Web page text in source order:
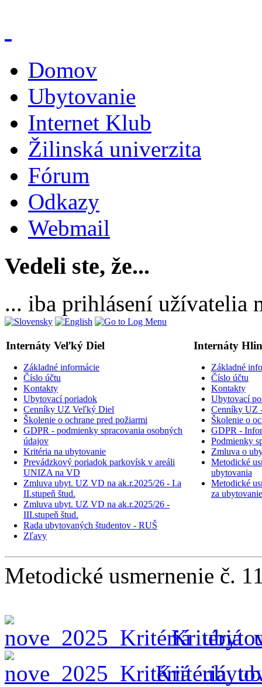
Domov
Ubytovanie
Internet Klub
Žilinská univerzita
Fórum
Odkazy
Webmail
Vedeli ste, že...
... iba prihlásení užívatelia
Internáty Veľký Diel Internáty
Základné informácie
Číslo účtu
Kontakty
Ubytovací poriadok
Cenníky UZ Veľký Diel
Školenie o ochrane pred požiarmi
GDPR - podmienky spracovania osobných
údajov
Kritéria na ubytovanie
Prevádzkový poriadok parkovísk v areáli
UNIZA na VD
Zmluva ubyt. UZ VD na ak.r.2025/26 - I.a
II.stupeň štud.
Zmluva ubyt. UZ VD na ak.r.2025/26 -
III.stupeň štud.
Rada ubytovaných študentov - RUŠ
Zľavy
Základné
Číslo účtu
Kontakty
Ubytovací
Cenníky UZ
Školenie o
GDPR -
Podmienky
Zmluva o
Metodické
ubytovania
Metodické
za ubytovanie
Metodické usmernenie č.